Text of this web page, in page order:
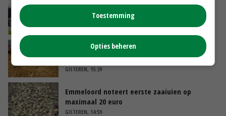
Gemiddelde Europese melkprijs daalt licht in
GISTEREN, 17:04
Frans onderzoekcentrum bestrijkt hele
varkensvleesketen
GISTEREN, 15:29
Emmeloord noteert eerste zaaiuien op
maximaal 20 euro
GISTEREN, 14:59
Toestemming
Opties beheren